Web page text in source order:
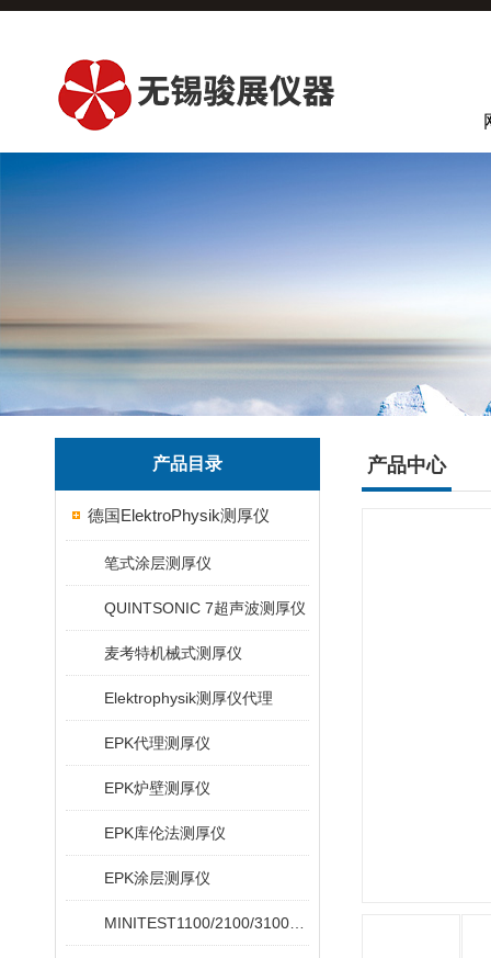
产品目录
德国ElektroPhysik测厚仪
笔式涂层测厚仪
QUINTSONIC 7超声波测厚仪
麦考特机械式测厚仪
Elektrophysik测厚仪代理
EPK代理测厚仪
EPK炉壁测厚仪
EPK库伦法测厚仪
EPK涂层测厚仪
产品中心